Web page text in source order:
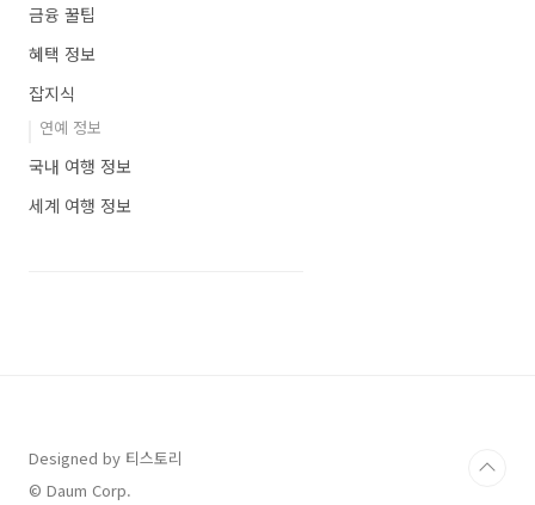
금융 꿀팁
혜택 정보
잡지식
연예 정보
국내 여행 정보
세계 여행 정보
Designed by 티스토리
© Daum Corp.